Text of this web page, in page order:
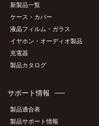
新製品一覧
ケース・カバー
液晶フィルム・ガラス
イヤホン・オーディオ製品
充電器
製品カタログ
サポート情報
製品適合表
製品サポート情報